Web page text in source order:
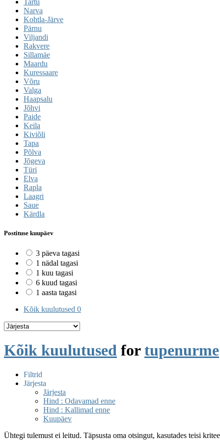
Narva
Kohtla-Järve
Pärnu
Viljandi
Rakvere
Sillamäe
Maardu
Kuressaare
Võru
Valga
Haapsalu
Jõhvi
Paide
Keila
Kiviõli
Tapa
Põlva
Jõgeva
Türi
Elva
Rapla
Laagri
Saue
Kärdla
Postituse kuupäev
3 päeva tagasi
1 nädal tagasi
1 kuu tagasi
6 kuud tagasi
1 aasta tagasi
Kõik kuulutused 0
Kõik kuulutused fortupenurme
Filtrid
Järjesta
Järjesta
Hind : Odavamad enne
Hind : Kallimad enne
Kuupäev
Ühtegi tulemust ei leitud. Täpsusta oma otsingut, kasutades teisi